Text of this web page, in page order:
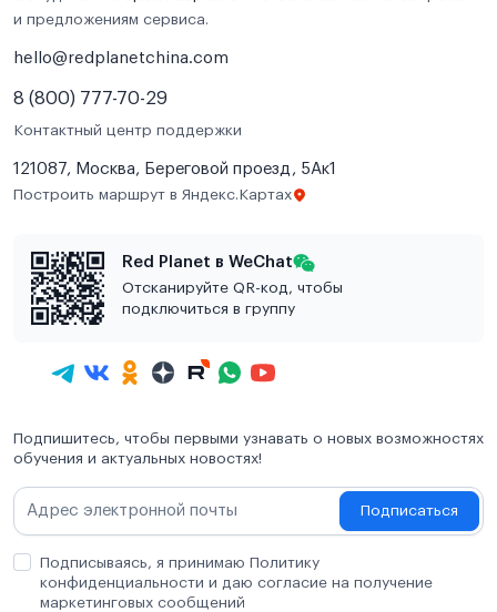
и предложениям сервиса.
hello@redplanetchina.com
8 (800) 777-70-29
Контактный центр поддержки
121087, Москва, Береговой проезд, 5Ак1
Построить маршрут в Яндекс.Картах
Red Planet в WeChat
Отсканируйте QR-код, чтобы
подключиться в группу
Подпишитесь, чтобы первыми узнавать о новых возможностях
обучения и актуальных новостях!
Подписаться
Подписываясь, я принимаю Политику
конфиденциальности и даю согласие на получение
маркетинговых сообщений